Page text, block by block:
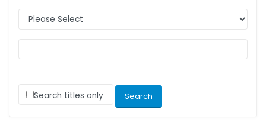
Search titles only